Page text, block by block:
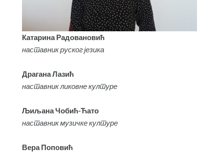
Катарина Радовановић
наставник руског језика
Драгана Лазић
наставник ликовне културе
Љиљана Чобић-Ћато
наставник музичке културе
Вера Поповић